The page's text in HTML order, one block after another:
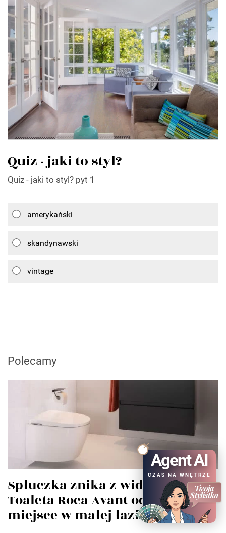
Quiz - jaki to styl?
Quiz - jaki to styl? pyt 1
amerykański
skandynawski
vintage
Polecamy
Spłuczka znika z widoku.
Toaleta Roca Avant odzyskuje
miejsce w małej łazience
Agent AI
CZAS NA WNĘTRZE